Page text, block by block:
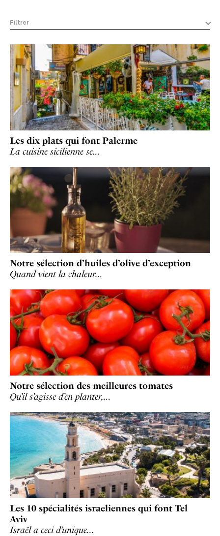
Filtrer
Les dix plats qui font Palerme
La cuisine sicilienne se…
Notre sélection d’huiles d’olive d’exception
Quand vient la chaleur…
Notre sélection des meilleures tomates
Qu’il s’agisse d’en planter,…
Les 10 spécialités israeliennes qui font Tel
Aviv
Israël a ceci d’unique…